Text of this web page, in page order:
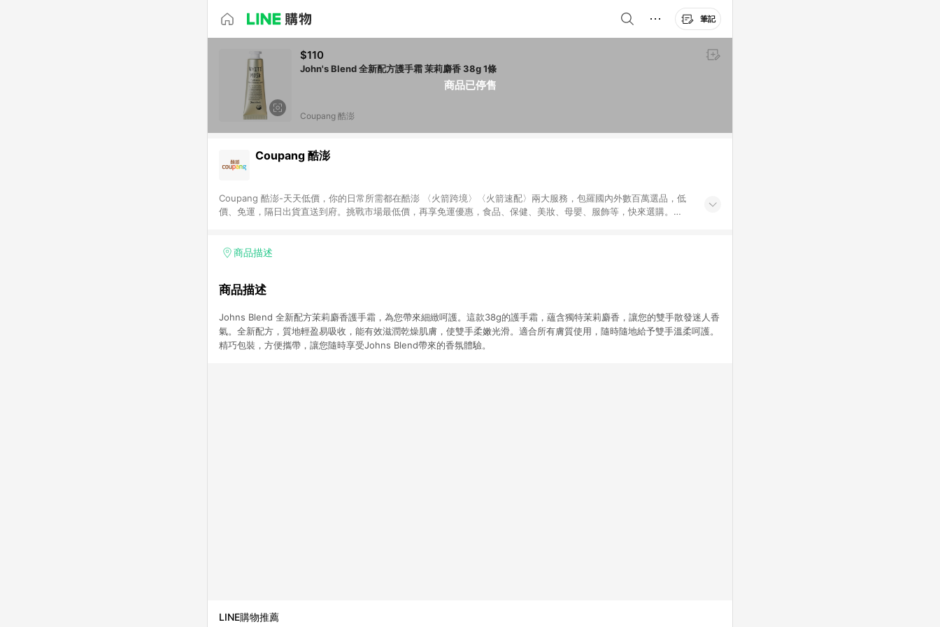
筆記
商品已停售
$110
John's Blend 全新配方護手霜 茉莉麝香 38g 1條
Coupang 酷澎
Coupang 酷澎
Coupang 酷澎-天天低價，你的日常所需都在酷澎 〈火箭跨境〉〈火箭速配〉兩大服務，包羅國內外數百萬選品，低
價、免運，隔日出貨直送到府。挑戰市場最低價，再享免運優惠，食品、保健、美妝、母嬰、服飾等，快來選購。
商品描述
商品描述
Johns Blend 全新配方茉莉麝香護手霜，為您帶來細緻呵護。這款38g的護手霜，蘊含獨特茉莉麝香，讓您的雙手散發迷人香
氣。全新配方，質地輕盈易吸收，能有效滋潤乾燥肌膚，使雙手柔嫩光滑。適合所有膚質使用，隨時隨地給予雙手溫柔呵護。
精巧包裝，方便攜帶，讓您隨時享受Johns Blend帶來的香氛體驗。
LINE購物推薦